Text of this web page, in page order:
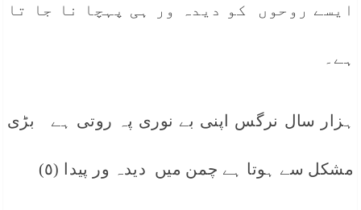
ایسے روحوں کو دیدہ ور ہی پہچا نا جا تا
ہے۔
ہزار سال نرگس اپنی بے نوری پہ روتی ہے بڑی
مشکل سے ہوتا ہے چمن میں دیدہ ور پیدا (٥)